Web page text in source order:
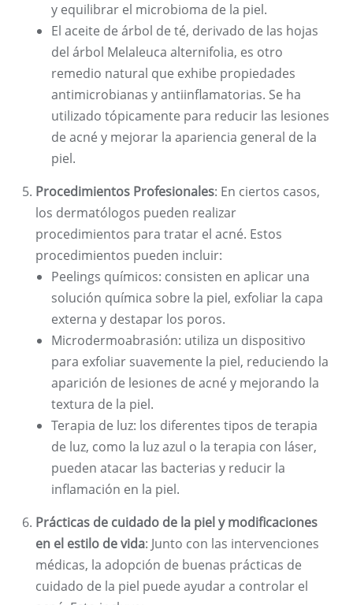
y equilibrar el microbioma de la piel.
El aceite de árbol de té, derivado de las hojas
del árbol Melaleuca alternifolia, es otro
remedio natural que exhibe propiedades
antimicrobianas y antiinflamatorias. Se ha
utilizado tópicamente para reducir las lesiones
de acné y mejorar la apariencia general de la
piel.
Procedimientos Profesionales: En ciertos casos,
los dermatólogos pueden realizar
procedimientos para tratar el acné. Estos
procedimientos pueden incluir:
Peelings químicos: consisten en aplicar una
solución química sobre la piel, exfoliar la capa
externa y destapar los poros.
Microdermoabrasión: utiliza un dispositivo
para exfoliar suavemente la piel, reduciendo la
aparición de lesiones de acné y mejorando la
textura de la piel.
Terapia de luz: los diferentes tipos de terapia
de luz, como la luz azul o la terapia con láser,
pueden atacar las bacterias y reducir la
inflamación en la piel.
Prácticas de cuidado de la piel y modificaciones
en el estilo de vida: Junto con las intervenciones
médicas, la adopción de buenas prácticas de
cuidado de la piel puede ayudar a controlar el